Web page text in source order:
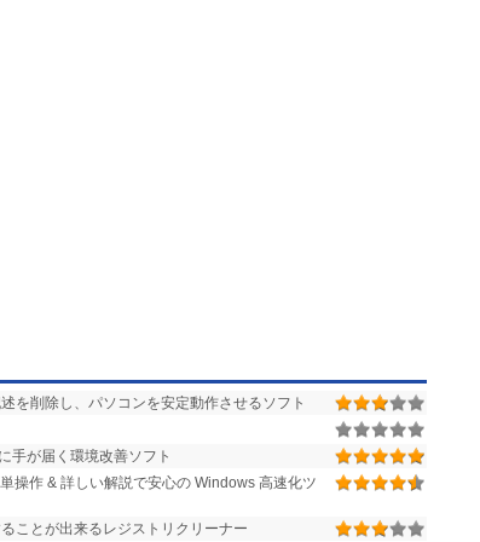
を削除し、パソコンを安定動作させるソフト
手が届く環境改善ソフト
操作 & 詳しい解説で安心の Windows 高速化ツ
ことが出来るレジストリクリーナー